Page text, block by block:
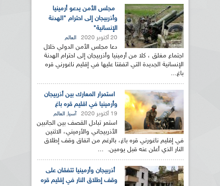
مجلس الأمن يدعو أرمينيا
وأذربيجان إلى احترام "الهدنة
الإنسانية"
20 أكتوبر 2020 العالم
دعا مجلس الأمن الدولي خلال
اجتماع مغلق ، كلا من أرمينيا وأذربيجان إلى احترام الهدنة
الإنسانية الجديدة التي اتفقتا عليها في إقليم ناغورني قره
باغ...
استمرار المعارك بين أذربيجان
وأرمينيا في اقليم قره باغ
19 أكتوبر 2020 آسيا, العالم
استمر تبادل القصف بين الجانبين
الأذربيجاني والأرميني، الاثنين
في إقليم ناغورني قره باغ، بالرغم من اتفاق وقف إطلاق
النار الذي أعلن عنه قبل يومين. ...
أذربيجان وأرمينيا تتفقان على
وقف إطلاق النار في إقليم قره